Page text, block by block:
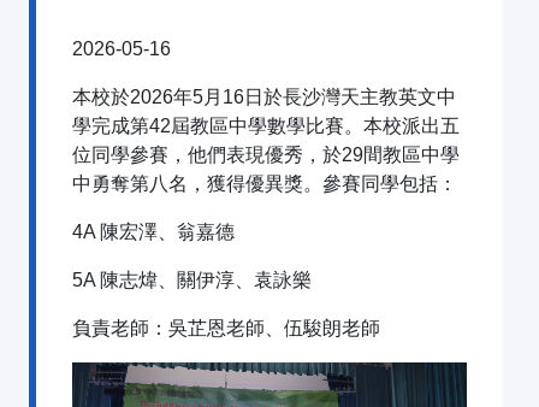
2026-05-16
本校於2026年5月16日於長沙灣天主教英文中
學完成第42屆教區中學數學比賽。本校派出五
位同學參賽，他們表現優秀，於29間教區中學
中勇奪第八名，獲得優異獎。參賽同學包括：
4A 陳宏澤、翁嘉德
5A 陳志煒、關伊淳、袁詠樂
負責老師：吳芷恩老師、伍駿朗老師